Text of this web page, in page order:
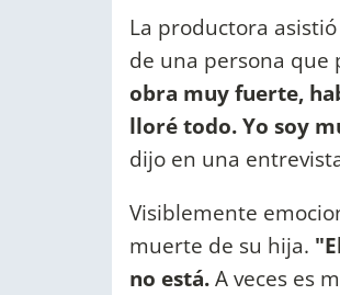
La productora
de una persona que
obra muy fuerte,
lloré todo. Yo soy
dijo en una
Visiblemente
muerte de su hija.
no está.A veces es